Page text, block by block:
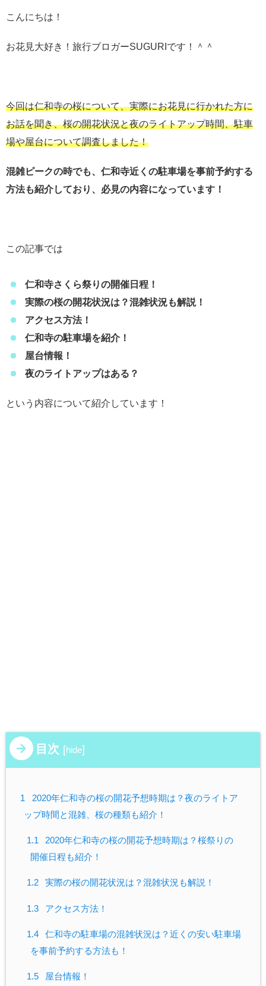
こんにちは！
お花見大好き！旅行ブロガーSUGURIです！＾＾
今回は仁和寺の桜について、実際にお花見に行かれた方に
お話を聞き、桜の開花状況と夜のライトアップ時間、駐車
場や屋台について調査しました！
混雑ピークの時でも、仁和寺近くの駐車場を事前予約する
方法も紹介しており、必見の内容になっています！
この記事では
仁和寺さくら祭りの開催日程！
実際の桜の開花状況は？混雑状況も解説！
アクセス方法！
仁和寺の駐車場を紹介！
屋台情報！
夜のライトアップはある？
という内容について紹介しています！
目次 [hide]
1
2020年仁和寺の桜の開花予想時期は？夜のライトア
ップ時間と混雑、桜の種類も紹介！
1.1
2020年仁和寺の桜の開花予想時期は？桜祭りの
開催日程も紹介！
1.2 実際の桜の開花状況は？混雑状況も解説！
1.3 アクセス方法！
1.4
仁和寺の駐車場の混雑状況は？近くの安い駐車場
を事前予約する方法も！
1.5 屋台情報！